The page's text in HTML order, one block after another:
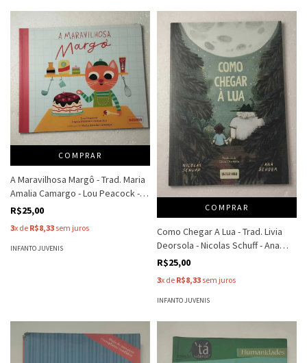
COMPRAR
A Maravilhosa Margô - Trad. Maria
Amalia Camargo - Lou Peacock -
Ingela P Arrhenius
R$25,00
3x de R$8,33 sem juros
INFANTO JUVENIS
COMPRAR
Como Chegar A Lua - Trad. Livia
Deorsola - Nicolas Schuff - Ana
Sender
R$25,00
3x de R$8,33 sem juros
INFANTO JUVENIS